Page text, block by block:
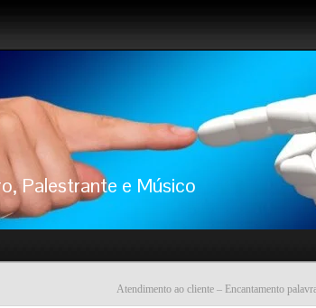
Palestrante e Músico
Atendimento ao cliente – Encantamento